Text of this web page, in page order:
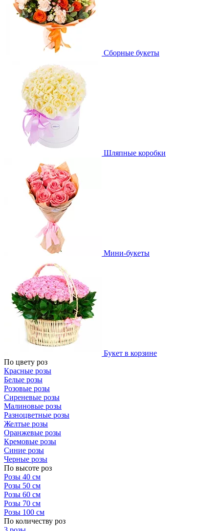
Сборные букеты
Шляпные коробки
Мини-букеты
Букет в корзине
По цвету роз
Красные розы
Белые розы
Розовые розы
Сиреневые розы
Малиновые розы
Разноцветные розы
Желтые розы
Оранжевые розы
Кремовые розы
Синие розы
Черные розы
По высоте роз
Розы 40 см
Розы 50 см
Розы 60 см
Розы 70 см
Розы 100 см
По количеству роз